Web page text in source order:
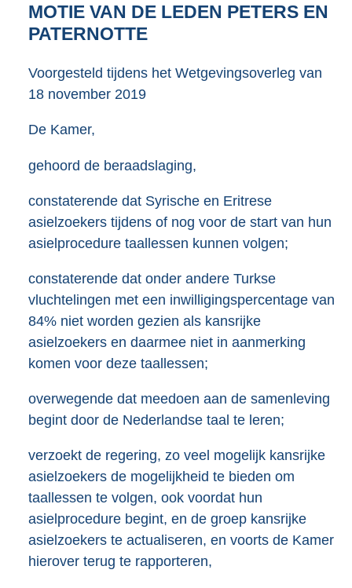
b
MOTIE VAN DE LEDEN PETERS EN
PATERNOTTE
Voorgesteld tijdens het Wetgevingsoverleg van
18 november 2019
De Kamer,
gehoord de beraadslaging,
constaterende dat Syrische en Eritrese
asielzoekers tijdens of nog voor de start van hun
asielprocedure taallessen kunnen volgen;
constaterende dat onder andere Turkse
vluchtelingen met een inwilligingspercentage van
84% niet worden gezien als kansrijke
asielzoekers en daarmee niet in aanmerking
komen voor deze taallessen;
overwegende dat meedoen aan de samenleving
begint door de Nederlandse taal te leren;
verzoekt de regering, zo veel mogelijk kansrijke
asielzoekers de mogelijkheid te bieden om
taallessen te volgen, ook voordat hun
asielprocedure begint, en de groep kansrijke
asielzoekers te actualiseren, en voorts de Kamer
hierover terug te rapporteren,